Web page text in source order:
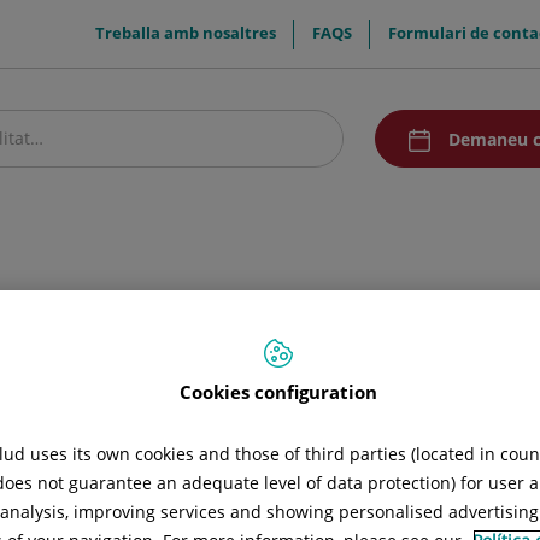
menuTop
Treballa amb nosaltres FAQS Formulari de
menuAcceso
Demaneu
i tractament de les malalties mèdiques i quirúrgiques de
sistema urinari, proves i tractaments específics.
Cookies configuration
uses its own cookies and those of third parties (located in
not guarantee an adequate level of data protection) for user
improving services and showing personalised